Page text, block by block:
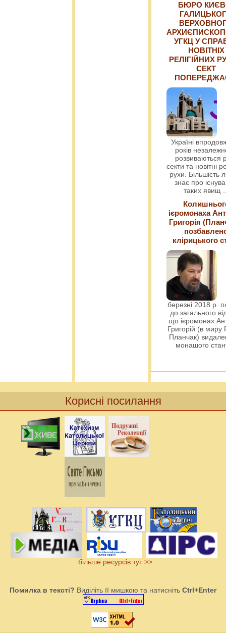
БЮРО
УГКЦ У
НОВІТНІХ
РЕЛІГІЙНИХ
СЕКТ
Україні
років
розвиваються
секти та новітні
рухи. Більшість
знає про
таких явищ
ієромонаха
Григорія
клірицького
березні 2018 р.
до загального
що ієромонах
Григорій (в миру
Планчак)
монашого
Корисні посилання
більше ресурсів тут >>
Помилка в тексті? Виділіть її мишкою та натисніть Ctrl+Enter